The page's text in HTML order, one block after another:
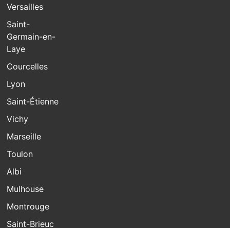
Versailles
Saint-
Germain-en-
Laye
Courcelles
Lyon
Saint-Étienne
Vichy
Marseille
Toulon
Albi
Mulhouse
Montrouge
Saint-Brieuc